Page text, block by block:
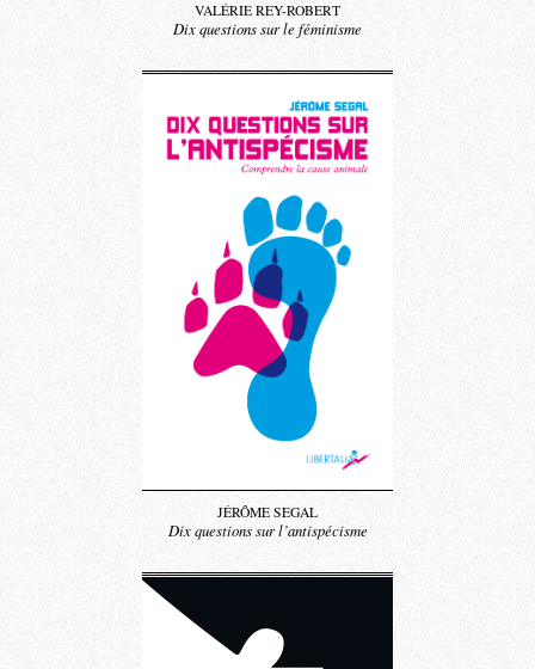
VALÉRIE REY-ROBERT
Dix questions sur le féminisme
JÉRÔME SEGAL
Dix questions sur l’antispécisme